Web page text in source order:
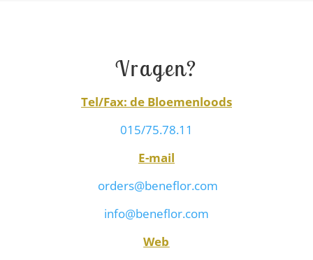
Vragen?
Tel/Fax: de Bloemenloods
015/75.78.11
E-mail
orders@beneflor.com
info@beneflor.com
Web